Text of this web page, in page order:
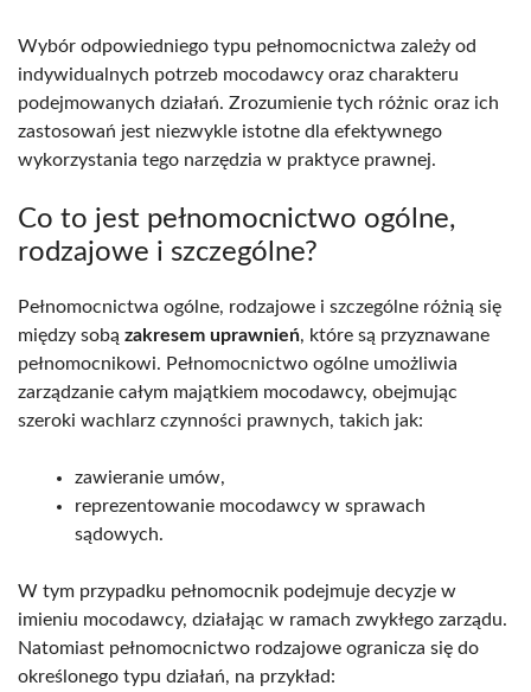
Wybór odpowiedniego typu pełnomocnictwa zależy od
indywidualnych potrzeb mocodawcy oraz charakteru
podejmowanych działań. Zrozumienie tych różnic oraz ich
zastosowań jest niezwykle istotne dla efektywnego
wykorzystania tego narzędzia w praktyce prawnej.
Co to jest pełnomocnictwo ogólne,
rodzajowe i szczególne?
Pełnomocnictwa ogólne, rodzajowe i szczególne różnią się
między sobą zakresem uprawnień, które są przyznawane
pełnomocnikowi. Pełnomocnictwo ogólne umożliwia
zarządzanie całym majątkiem mocodawcy, obejmując
szeroki wachlarz czynności prawnych, takich jak:
zawieranie umów,
reprezentowanie mocodawcy w sprawach
sądowych.
W tym przypadku pełnomocnik podejmuje decyzje w
imieniu mocodawcy, działając w ramach zwykłego zarządu.
Natomiast pełnomocnictwo rodzajowe ogranicza się do
określonego typu działań, na przykład: